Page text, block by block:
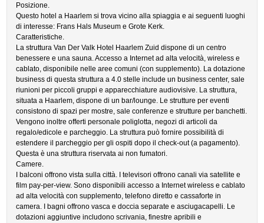
Posizione.
Questo hotel a Haarlem si trova vicino alla spiaggia e ai seguenti luoghi
di interesse: Frans Hals Museum e Grote Kerk.
Caratteristiche.
La struttura Van Der Valk Hotel Haarlem Zuid dispone di un centro
benessere e una sauna. Accesso a Internet ad alta velocità, wireless e
cablato, disponibile nelle aree comuni (con supplemento). La dotazione
business di questa struttura a 4.0 stelle include un business center, sale
riunioni per piccoli gruppi e apparecchiature audiovisive. La struttura,
situata a Haarlem, dispone di un bar/lounge. Le strutture per eventi
consistono di spazi per mostre, sale conferenze e strutture per banchetti.
Vengono inoltre offerti personale poliglotta, negozi di articoli da
regalo/edicole e parcheggio. La struttura può fornire possibilità di
estendere il parcheggio per gli ospiti dopo il check-out (a pagamento).
Questa è una struttura riservata ai non fumatori.
Camere.
I balconi offrono vista sulla città. I televisori offrono canali via satellite e
film pay-per-view. Sono disponibili accesso a Internet wireless e cablato
ad alta velocità con supplemento, telefono diretto e cassaforte in
camera. I bagni offrono vasca e doccia separate e asciugacapelli. Le
dotazioni aggiuntive includono scrivania, finestre apribili e